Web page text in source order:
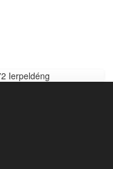
Ierpeldéng